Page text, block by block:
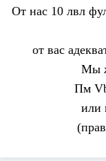
От нас 10 лвл
от вас
Мы
Пм
или